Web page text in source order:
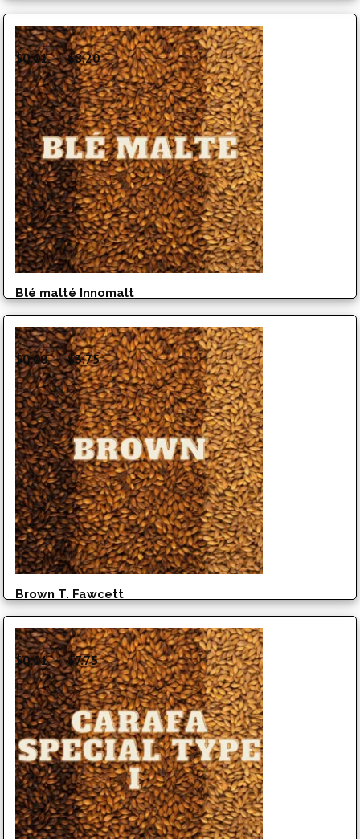
$0.01 – $8.20Plage
de
prix :
$0.01
à
$8.20
Blé malté Innomalt
$0.00 – $3.75Plage
de
prix :
$0.00
à
$3.75
Brown T. Fawcett
$0.01 – $7.75Plage
de
prix :
$0.01
à
$7.75